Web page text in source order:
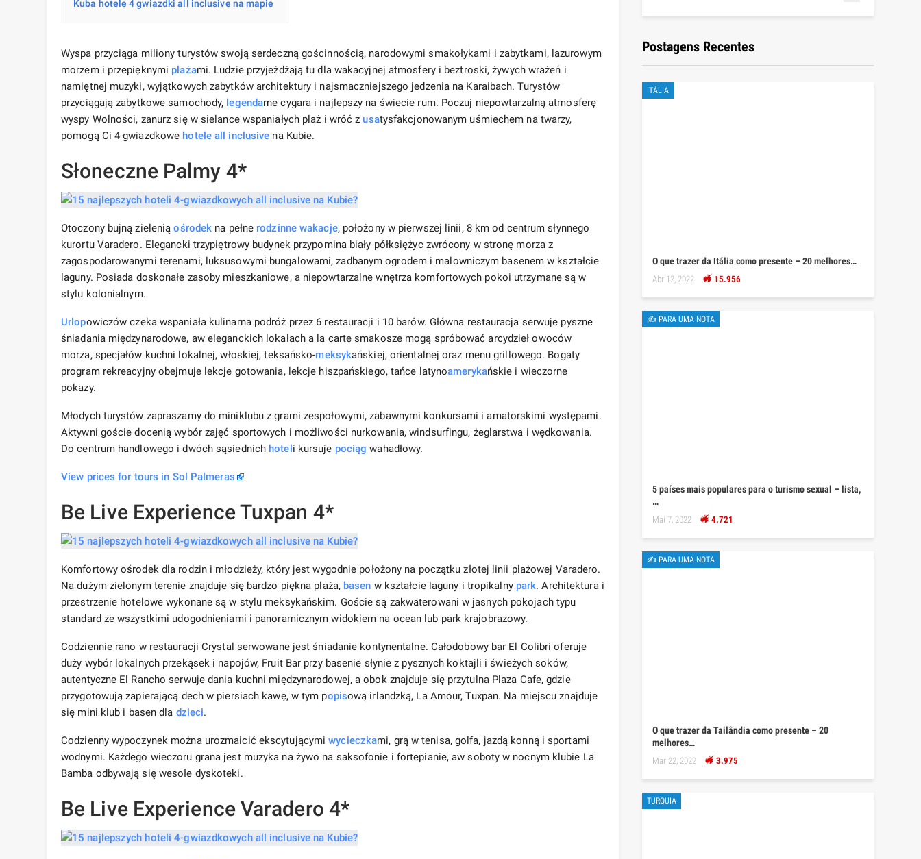
Kuba hotele 4 gwiazdki all inclusive na mapie
Wyspa przyciąga miliony turystów swoją serdeczną gościnnością, narodowymi smakołykami i zabytkami, lazurowym
morzem i przepięknymi plażami. Ludzie przyjeżdżają tu dla wakacyjnej atmosfery i beztroski, żywych wrażeń i
namiętnej muzyki, wyjątkowych zabytków architektury i najsmaczniejszego jedzenia na Karaibach. Turystów
przyciągają zabytkowe samochody, legendarne cygara i najlepszy na świecie rum. Poczuj niepowtarzalną atmosferę
wyspy Wolności, zanurz się w sielance wspaniałych plaż i wróć zusatysfakcjonowanym uśmiechem na twarzy,
pomogą Ci 4-gwiazdkowe hotele all inclusive na Kubie.
Słoneczne Palmy 4*
Otoczony bujną zieleniąośrodek na pełne rodzinne wakacje, położony w pierwszej linii, 8 km od centrum słynnego
kurortu Varadero. Elegancki trzypiętrowy budynek przypomina biały półksiężyc zwrócony w stronę morza z
zagospodarowanymi terenami, luksusowymi bungalowami, zadbanym ogrodem i malowniczym basenem w kształcie
laguny. Posiada doskonałe zasoby mieszkaniowe, a niepowtarzalne wnętrza komfortowych pokoi utrzymane są w
stylu kolonialnym.
Urlopowiczów czeka wspaniała kulinarna podróż przez 6 restauracji i 10 barów. Główna restauracja serwuje pyszne
śniadania międzynarodowe, aw eleganckich lokalach a la carte smakosze mogą spróbować arcydzieł owoców
morza, specjałów kuchni lokalnej, włoskiej, teksańsko-meksykańskiej, orientalnej oraz menu grillowego. Bogaty
program rekreacyjny obejmuje lekcje gotowania, lekcje hiszpańskiego, tańce latynoamerykańskie i wieczorne
pokazy.
Młodych turystów zapraszamy do miniklubu z grami zespołowymi, zabawnymi konkursami i amatorskimi występami.
Aktywni goście docenią wybór zajęć sportowych i możliwości nurkowania, windsurfingu, żeglarstwa i wędkowania.
Do centrum handlowego i dwóch sąsiednich hoteli kursuje pociąg wahadłowy.
View prices for tours in Sol Palmeras
Be Live Experience Tuxpan 4*
Komfortowy ośrodek dla rodzin i młodzieży, który jest wygodnie położony na początku złotej linii plażowej Varadero.
Na dużym zielonym terenie znajduje się bardzo piękna plaża, basen w kształcie laguny i tropikalny park. Architektura i
przestrzenie hotelowe wykonane są w stylu meksykańskim. Goście są zakwaterowani w jasnych pokojach typu
standard ze wszystkimi udogodnieniami i panoramicznym widokiem na ocean lub park krajobrazowy.
Codziennie rano w restauracji Crystal serwowane jest śniadanie kontynentalne. Całodobowy bar El Colibri oferuje
duży wybór lokalnych przekąsek i napojów, Fruit Bar przy basenie słynie z pysznych koktajli i świeżych soków,
autentyczne El Rancho serwuje dania kuchni międzynarodowej, a obok znajduje się przytulna Plaza Cafe, gdzie
przygotowują zapierającą dech w piersiach kawę, w tym popisową irlandzką, La Amour, Tuxpan. Na miejscu znajduje
się mini klub i basen dla dzieci.
Codzienny wypoczynek można urozmaicić ekscytującymiwycieczkami, grą w tenisa, golfa, jazdą konną i sportami
wodnymi. Każdego wieczoru grana jest muzyka na żywo na saksofonie i fortepianie, aw soboty w nocnym klubie La
Bamba odbywają się wesołe dyskoteki.
Be Live Experience Varadero 4*
Postagens Recentes
ITÁLIA
O que trazer da Itália como presente – 20 melhores…
Abr 12, 2022 15.956
✍ PARA UMA NOTA
5 países mais populares para o turismo sexual – lista,
…
Mai 7, 2022 4.721
✍ PARA UMA NOTA
O que trazer da Tailândia como presente – 20
melhores…
Mar 22, 2022 3.975
TURQUIA